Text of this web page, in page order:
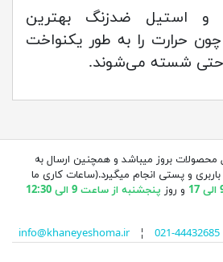
و استیل ضدزنگ بهترین
حرارت را به طور یکنواخت
شسته می‌شوند.
بروز میباشد و همچنین ارسال به
و پستی انجام میگیرد.(ساعات کاری ما
و روز پنجشنبه از ساعت 9 الی 12:30
info@khaneyeshoma.ir¦ 021-44432685